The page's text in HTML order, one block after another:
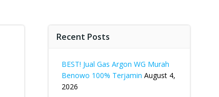
Recent Posts
BEST! Jual Gas Argon WG Murah
Benowo 100% Terjamin August 4,
2026